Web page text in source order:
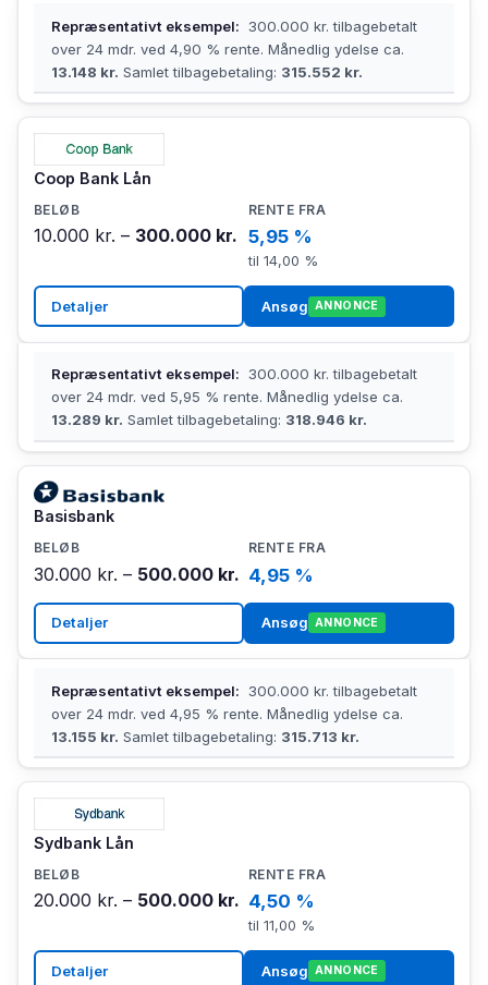
Repræsentativt eksempel: 300.000 kr. tilbagebetalt
over 24 mdr. ved 4,90 % rente. Månedlig ydelse ca.
13.148 kr. Samlet tilbagebetaling: 315.552 kr.
Coop Bank Lån
10.000 kr. – 300.000 kr. 5,95 %
til 14,00 %
Detaljer Ansøg ANNONCE
Repræsentativt eksempel: 300.000 kr. tilbagebetalt
over 24 mdr. ved 5,95 % rente. Månedlig ydelse ca.
13.289 kr. Samlet tilbagebetaling: 318.946 kr.
Basisbank
30.000 kr. – 500.000 kr. 4,95 %
Detaljer Ansøg ANNONCE
Repræsentativt eksempel: 300.000 kr. tilbagebetalt
over 24 mdr. ved 4,95 % rente. Månedlig ydelse ca.
13.155 kr. Samlet tilbagebetaling: 315.713 kr.
Sydbank Lån
20.000 kr. – 500.000 kr. 4,50 %
til 11,00 %
Detaljer Ansøg ANNONCE